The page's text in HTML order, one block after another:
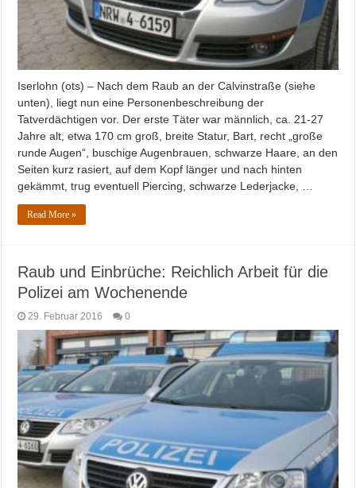
Iserlohn (ots) – Nach dem Raub an der Calvinstraße (siehe
unten), liegt nun eine Personenbeschreibung der
Tatverdächtigen vor. Der erste Täter war männlich, ca. 21-27
Jahre alt, etwa 170 cm groß, breite Statur, Bart, recht „große
runde Augen“, buschige Augenbrauen, schwarze Haare, an den
Seiten kurz rasiert, auf dem Kopf länger und nach hinten
gekämmt, trug eventuell Piercing, schwarze Lederjacke, …
Read More »
Raub und Einbrüche: Reichlich Arbeit für die
Polizei am Wochenende
29. Februar 2016 0